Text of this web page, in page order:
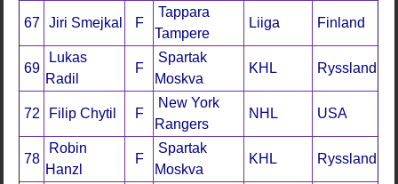
67 Jiri Smejkal F
Tappara
Tampere
Liiga Finland
69
Lukas
Radil
F
Spartak
Moskva
KHL Ryssland
72 Filip Chytil F
New York
Rangers
NHL USA
78
Robin
Hanzl
F
Spartak
Moskva
KHL Ryssland